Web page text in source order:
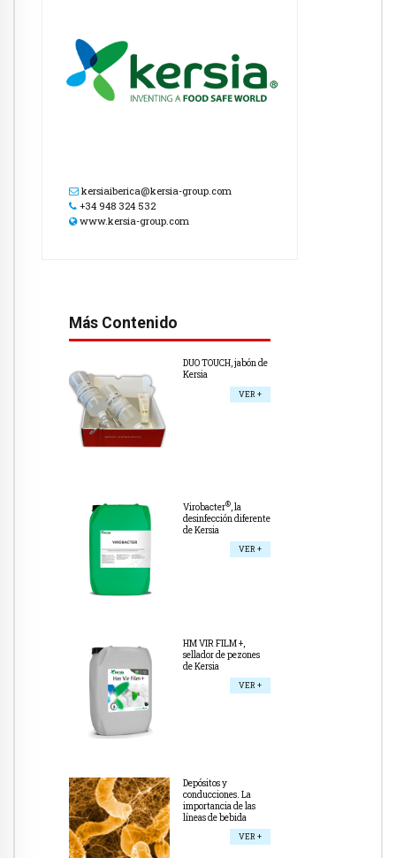
kersiaiberica@kersia-group.com
+34 948 324 532
www.kersia-group.com
Más Contenido
DUO TOUCH, jabón de
Kersia
VER +
Virobacter®, la
desinfección diferente
de Kersia
VER +
HM VIR FILM +,
sellador de pezones
de Kersia
VER +
Depósitos y
conducciones. La
importancia de las
líneas de bebida
VER +